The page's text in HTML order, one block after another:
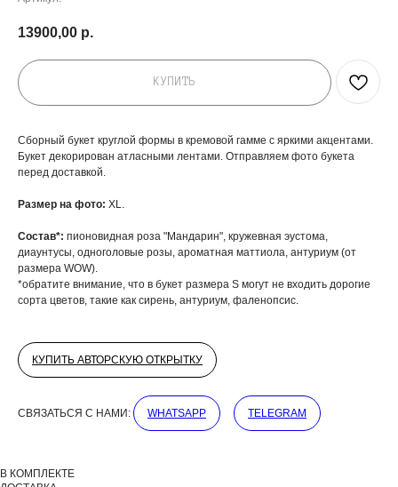
13900,00 р.
КУПИТЬ
Сборный букет круглой формы в кремовой гамме с яркими акцентами.
Букет декорирован атласными лентами. Отправляем фото букета
перед доставкой.
Размер на фото: XL.
Состав*: пионовидная роза "Мандарин", кружевная эустома,
диаунтусы, одноголовые розы, ароматная маттиола, антуриум (от
размера WOW).
*обратите внимание, что в букет размера S могут не входить дорогие
сорта цветов, такие как сирень, антуриум, фаленопсис.
КУПИТЬ АВТОРСКУЮ ОТКРЫТКУ
СВЯЗАТЬСЯ С НАМИ: WHATSAPP TELEGRAM
В КОМПЛЕКТЕ
ДОБАВЬТЕ ПОДАРОК